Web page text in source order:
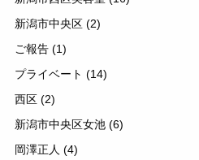
新潟市中央区 (2)
ご報告 (1)
プライベート (14)
西区 (2)
新潟市中央区女池 (6)
岡澤正人 (4)